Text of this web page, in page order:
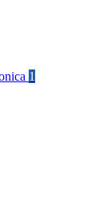
1